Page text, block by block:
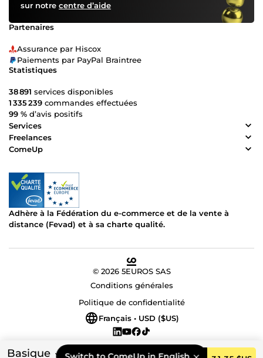
Basique
sur notre centre d’aide
Partenaires
Assurance par Hiscox
Paiements par PayPal Braintree
Statistiques
38 891 services disponibles
1 335 239 commandes effectuées
99 % d’avis positifs
Services
Freelances
ComeUp
Adhère à la Fédération du e-commerce et de la vente à
distance (Fevad) et à sa charte qualité.
© 2026 5EUROS SAS
Conditions générales
Politique de confidentialité
Français • USD ($US)